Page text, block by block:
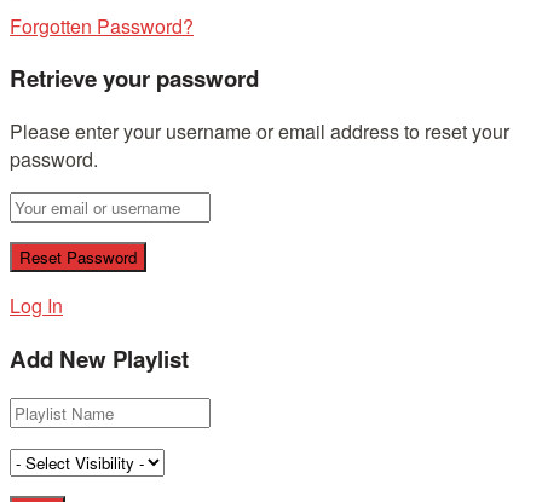
Forgotten Password?
Retrieve your password
Please enter your username or email address to reset your
password.
Log In
Add New Playlist